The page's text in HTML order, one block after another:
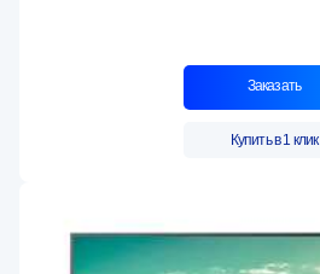
Заказать
Купить в 1 клик